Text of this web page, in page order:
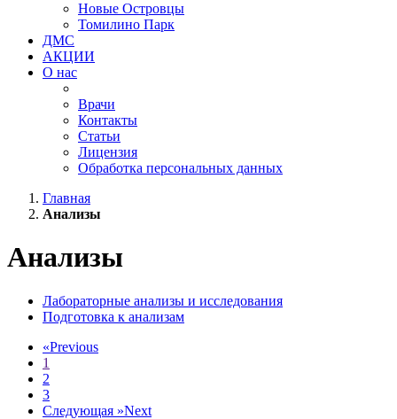
Новые Островцы
Томилино Парк
ДМС
АКЦИИ
О нас
Врачи
Контакты
Статьи
Лицензия
Обработка персональных данных
Главная
Анализы
Анализы
Лабораторные анализы и исследования
Подготовка к анализам
«Previous
1
2
3
Следующая »Next